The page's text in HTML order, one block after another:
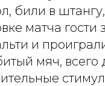
били в
матча гости
и
мяч,